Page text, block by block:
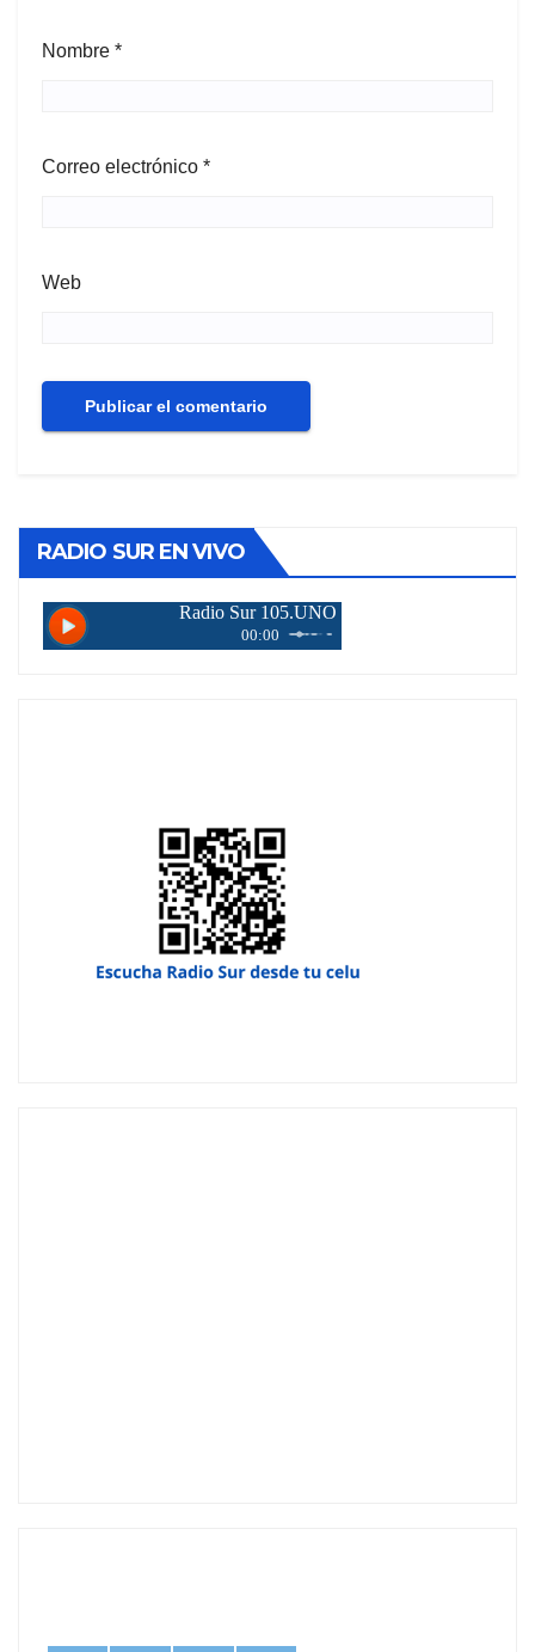
Nombre *
Correo electrónico *
Web
RADIO SUR EN VIVO